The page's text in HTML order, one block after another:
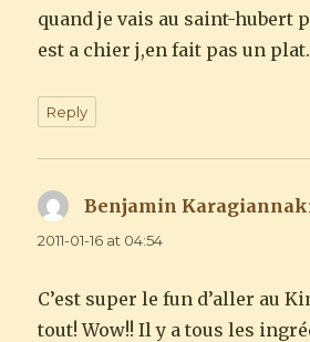
quand je vais au saint-hubert
est a chier j,en fait pas un plat.
Reply
Benjamin
2011-01-16 at 04:54
C’est super le fun d’aller au
tout! Wow!! Il y a tous les